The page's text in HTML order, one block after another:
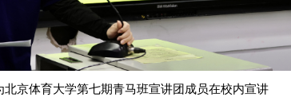
北京体育大学第七期青马班宣讲团成员在校内宣讲